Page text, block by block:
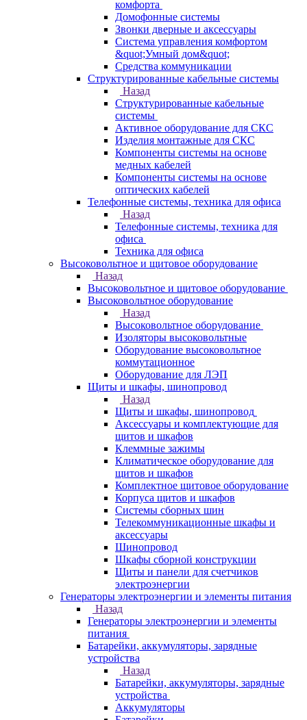
комфорта
Домофонные системы
Звонки дверные и аксессуары
Система управления комфортом
&quot;Умный дом&quot;
Средства коммуникации
Структурированные кабельные системы
Назад
Структурированные кабельные
системы
Активное оборудование для СКС
Изделия монтажные для СКС
Компоненты системы на основе
медных кабелей
Компоненты системы на основе
оптических кабелей
Телефонные системы, техника для офиса
Назад
Телефонные системы, техника для
офиса
Техника для офиса
Высоковольтное и щитовое оборудование
Назад
Высоковольтное и щитовое оборудование
Высоковольтное оборудование
Назад
Высоковольтное оборудование
Изоляторы высоковольтные
Оборудование высоковольтное
коммутационное
Оборудование для ЛЭП
Щиты и шкафы, шинопровод
Назад
Щиты и шкафы, шинопровод
Аксессуары и комплектующие для
щитов и шкафов
Клеммные зажимы
Климатическое оборудование для
щитов и шкафов
Комплектное щитовое оборудование
Корпуса щитов и шкафов
Системы сборных шин
Телекоммуникационные шкафы и
аксессуары
Шинопровод
Шкафы сборной конструкции
Щиты и панели для счетчиков
электроэнергии
Генераторы электроэнергии и элементы питания
Назад
Генераторы электроэнергии и элементы
питания
Батарейки, аккумуляторы, зарядные
устройства
Назад
Батарейки, аккумуляторы, зарядные
устройства
Аккумуляторы